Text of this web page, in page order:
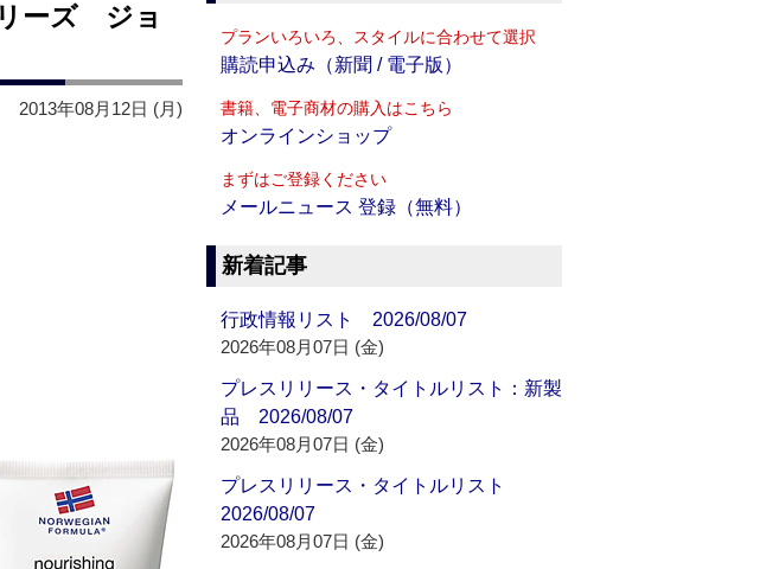
リーズ ジョ
2013年08月12日 (月)
プランいろいろ、スタイルに合わせて選択
購読申込み（新聞 / 電子版）
書籍、電子商材の購入はこちら
オンラインショップ
まずはご登録ください
メールニュース 登録（無料）
新着記事
行政情報リスト 2026/08/07
2026年08月07日 (金)
プレスリリース・タイトルリスト：新製
品 2026/08/07
2026年08月07日 (金)
プレスリリース・タイトルリスト
2026/08/07
2026年08月07日 (金)